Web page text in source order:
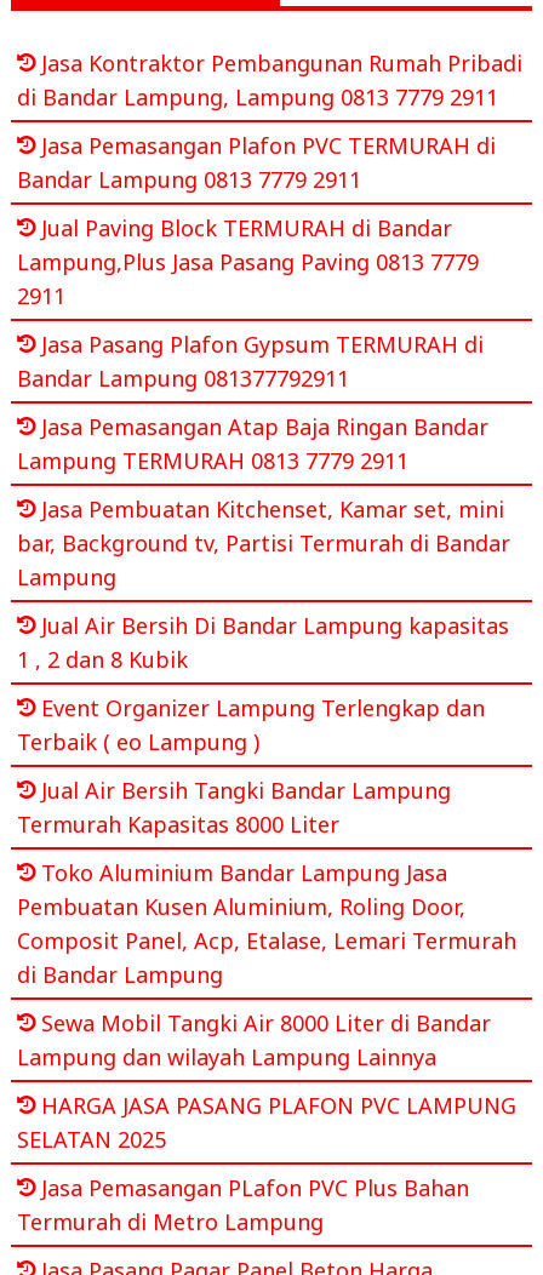
Jasa Kontraktor Pembangunan Rumah Pribadi
di Bandar Lampung, Lampung 0813 7779 2911
Jasa Pemasangan Plafon PVC TERMURAH di
Bandar Lampung 0813 7779 2911
Jual Paving Block TERMURAH di Bandar
Lampung,Plus Jasa Pasang Paving 0813 7779
2911
Jasa Pasang Plafon Gypsum TERMURAH di
Bandar Lampung 081377792911
Jasa Pemasangan Atap Baja Ringan Bandar
Lampung TERMURAH 0813 7779 2911
Jasa Pembuatan Kitchenset, Kamar set, mini
bar, Background tv, Partisi Termurah di Bandar
Lampung
Jual Air Bersih Di Bandar Lampung kapasitas
1 , 2 dan 8 Kubik
Event Organizer Lampung Terlengkap dan
Terbaik ( eo Lampung )
Jual Air Bersih Tangki Bandar Lampung
Termurah Kapasitas 8000 Liter
Toko Aluminium Bandar Lampung Jasa
Pembuatan Kusen Aluminium, Roling Door,
Composit Panel, Acp, Etalase, Lemari Termurah
di Bandar Lampung
Sewa Mobil Tangki Air 8000 Liter di Bandar
Lampung dan wilayah Lampung Lainnya
HARGA JASA PASANG PLAFON PVC LAMPUNG
SELATAN 2025
Jasa Pemasangan PLafon PVC Plus Bahan
Termurah di Metro Lampung